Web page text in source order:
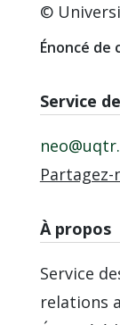
©
Énoncé
Service
Partagez-
À propos
Service
relations